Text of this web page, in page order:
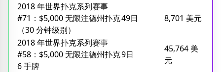
2018 年世界扑克系列赛事
#71：$5,000 无限注德州扑克
（30 分钟级别）
49日 8,701 美元
2018 年世界扑克系列赛事
#58：$5,000 无限注德州扑克
6 手牌
9日
45,764 美
元